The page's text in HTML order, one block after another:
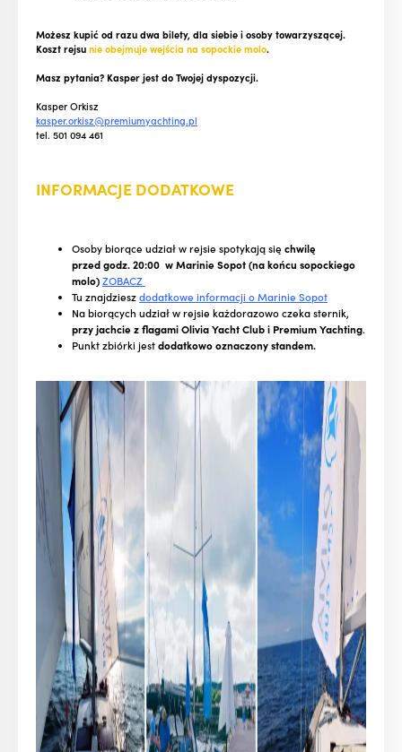
Możesz kupić od razu dwa bilety, dla siebie i osoby towarzyszącej.
Koszt rejsunie obejmuje wejścia na sopockie molo.
Masz pytania? Kasper jest do Twojej dyspozycji.
Kasper Orkisz
kasper.orkisz@premiumyachting.pl
tel. 501 094 461
INFORMACJE DODATKOWE
Osoby biorące udział w rejsie spotykają się chwilę
przed godz. 20:00 w Marinie Sopot (na końcu sopockiego
molo)ZOBACZ
Tu znajdzieszdodatkowe informacji o Marinie Sopot
Na biorących udział w rejsie każdorazowo czeka sternik,
przy jachcie z flagami Olivia Yacht Club i Premium Yachting.
Punkt zbiórki jestdodatkowo oznaczony standem.